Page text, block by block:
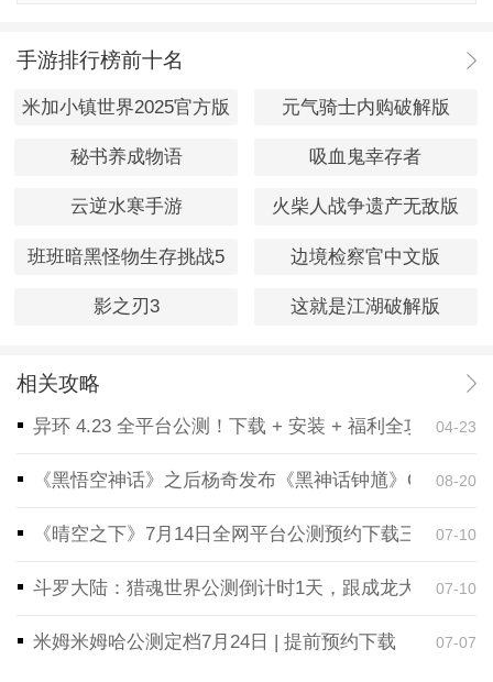
手游排行榜前十名
米加小镇世界2025官方版 元气骑士内购破解版
秘书养成物语 吸血鬼幸存者
云逆水寒手游 火柴人战争遗产无敌版
班班暗黑怪物生存挑战5 边境检察官中文版
影之刃3 这就是江湖破解版
相关攻略
异环 4.23 全平台公测！下载 + 安装 + 福利全攻略，一
04-23
《黑悟空神话》之后杨奇发布《黑神话钟馗》CG！预
08-20
《晴空之下》7月14日全网平台公测预约下载三端同步
07-10
斗罗大陆：猎魂世界公测倒计时1天，跟成龙大哥一起
07-10
米姆米姆哈公测定档7月24日 | 提前预约下载 07-07